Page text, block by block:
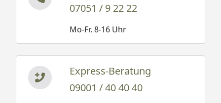
07051 / 9 22 22
Mo-Fr. 8-16 Uhr
Express-Beratung
09001 / 40 40 40